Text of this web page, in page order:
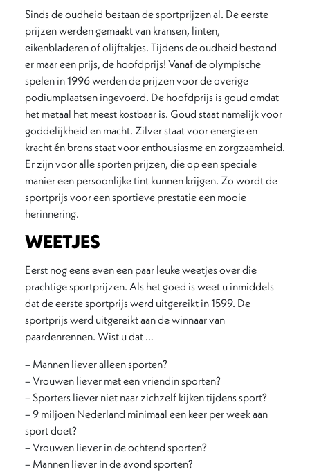
Sinds de oudheid bestaan de sportprijzen al. De eerste
prijzen werden gemaakt van kransen, linten,
eikenbladeren of olijftakjes. Tijdens de oudheid bestond
er maar een prijs, de hoofdprijs! Vanaf de olympische
spelen in 1996 werden de prijzen voor de overige
podiumplaatsen ingevoerd. De hoofdprijs is goud omdat
het metaal het meest kostbaar is. Goud staat namelijk voor
goddelijkheid en macht. Zilver staat voor energie en
kracht én brons staat voor enthousiasme en zorgzaamheid.
Er zijn voor alle sporten prijzen, die op een speciale
manier een persoonlijke tint kunnen krijgen. Zo wordt de
sportprijs voor een sportieve prestatie een mooie
herinnering.
WEETJES
Eerst nog eens even een paar leuke weetjes over die
prachtige sportprijzen. Als het goed is weet u inmiddels
dat de eerste sportprijs werd uitgereikt in 1599. De
sportprijs werd uitgereikt aan de winnaar van
paardenrennen. Wist u dat …
– Mannen liever alleen sporten?
– Vrouwen liever met een vriendin sporten?
– Sporters liever niet naar zichzelf kijken tijdens sport?
– 9 miljoen Nederland minimaal een keer per week aan
sport doet?
– Vrouwen liever in de ochtend sporten?
– Mannen liever in de avond sporten?